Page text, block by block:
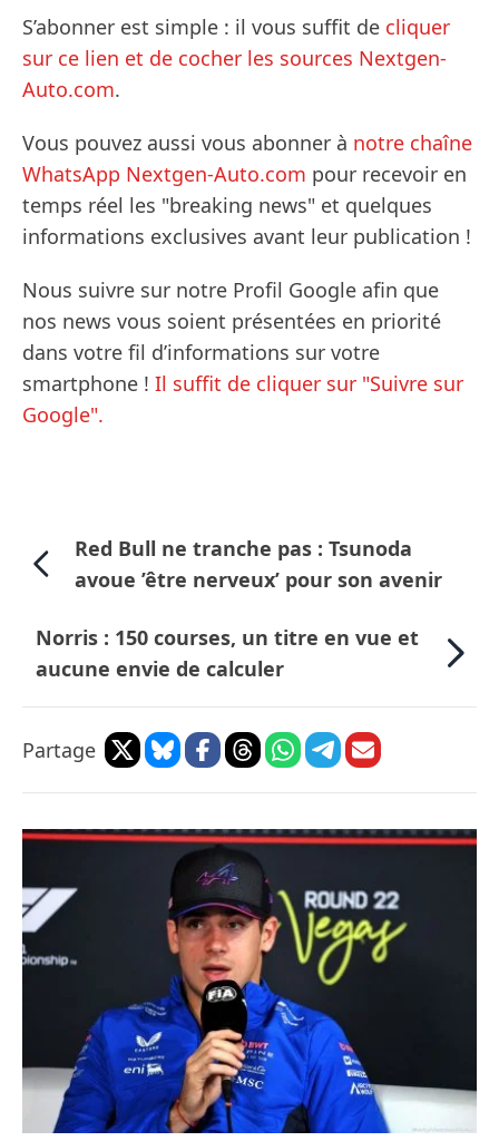
S’abonner est simple : il vous suffit de cliquer
sur ce lien et de cocher les sources Nextgen-
Auto.com.
Vous pouvez aussi vous abonner à notre chaîne
WhatsApp Nextgen-Auto.com pour recevoir en
temps réel les "breaking news" et quelques
informations exclusives avant leur publication !
Nous suivre sur notre Profil Google afin que
nos news vous soient présentées en priorité
dans votre fil d’informations sur votre
smartphone ! Il suffit de cliquer sur "Suivre sur
Google".
Red Bull ne tranche pas : Tsunoda
avoue ’être nerveux’ pour son avenir
Norris : 150 courses, un titre en vue et
aucune envie de calculer
Partage